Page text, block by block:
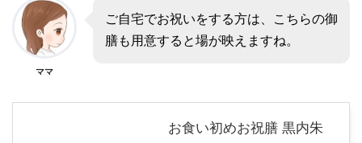
ママ
ご自宅でお祝いをする方は、こちらの御
膳も用意すると場が映えますね。
お食い初めお祝膳 黒内朱